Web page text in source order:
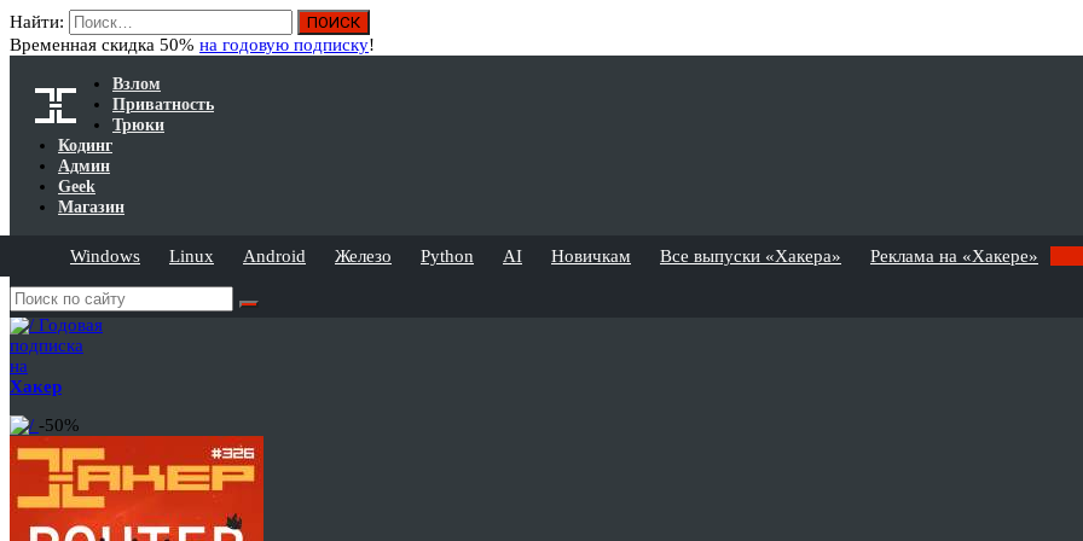
Найти:
Временная скидка 50% на годовую подписку!
Взлом
Приватность
Трюки
Кодинг
Админ
Geek
Магазин
Windows Linux Android Железо Python AI Новичкам Все выпуски «Хакера» Реклама на «Хакере»
Годовая
подписка
на
Хакер
-50%